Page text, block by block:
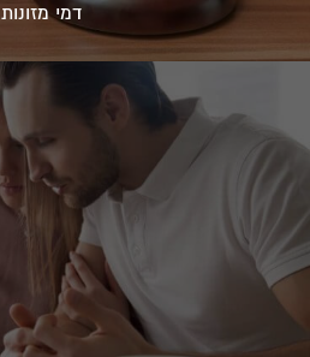
דמי מזונות